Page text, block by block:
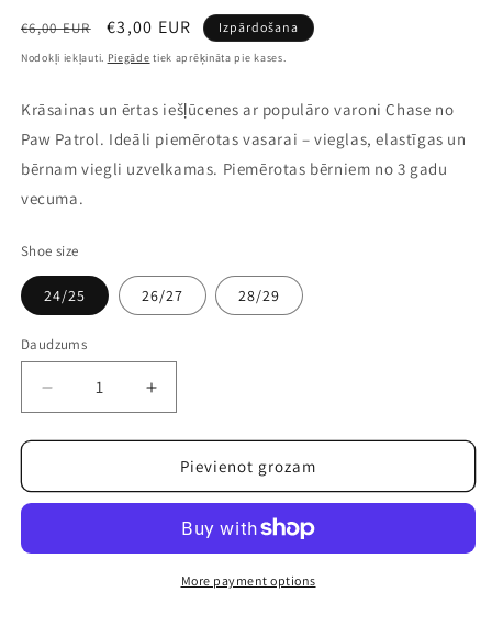
Parastā
cena
€6,00 EUR
Pārdošanas
cena
€3,00 EUR Izpārdošana
Nodokļi iekļauti. Piegāde tiek aprēķināta pie kases.
Krāsainas un ērtas iešļūcenes ar populāro varoni Chase no
Paw Patrol. Ideāli piemērotas vasarai – vieglas, elastīgas un
bērnam viegli uzvelkamas. Piemērotas bērniem no 3 gadu
vecuma.
Shoe size
24/25 26/27 28/29
Daudzums
Samazināt
daudzumu
precei
patruļa
Palielināt
daudzumu
precei
Ķepu
patruļa
iešļūcenes
Pievienot grozam
More payment options